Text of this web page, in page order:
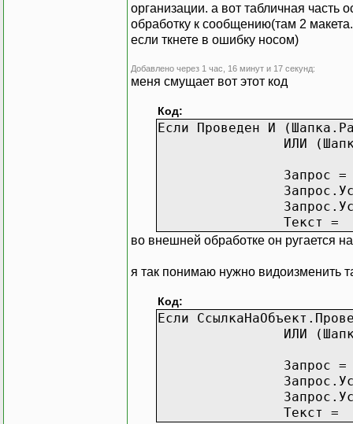
организации. а вот табличная
обработку к сообщению(там 2
если ткнете в ошибку носом)
Добавлено через 1 час, 16 минут и 17 секунд:
меня смущает вот этот код
Код:
Если Проведен И
ИЛИ
Запрос
Текст =
во внешней обработке он ругается
я так понимаю нужно видоизменить
Код:
Если
ИЛИ
Запрос
Текст =